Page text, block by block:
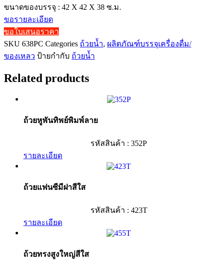
ขนาดของบรรจุ : 42 X 42 X 38 ซ.ม.
ขอรายละเอียด
ขอใบเสนอราคา
SKU 638PC Categories ถ้วยน้ำ, ผลิตภัณฑ์บรรจุเครื่องดื่ม/
ของเหลว ป้ายกำกับ ถ้วยน้ำ
Related products
ถ้วยหูพันทิพย์พิมพ์ลาย
รหัสสินค้า : 352P
รายละเอียด
ถ้วยแฟนซีมีฝาสีใส
รหัสสินค้า : 423T
รายละเอียด
ถ้วยทรงสูงใหญ่สีใส